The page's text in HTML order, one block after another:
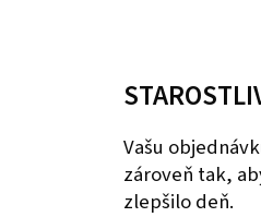
Vašu
zároveň tak,
zlepšilo deň.